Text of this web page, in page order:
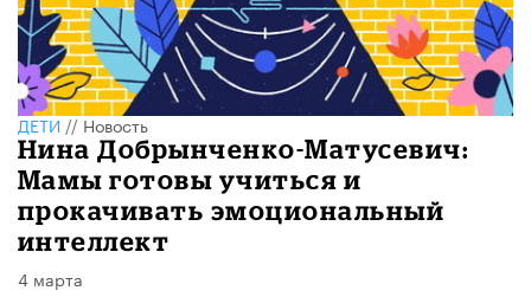
ДЕТИ//Новость
Нина Добрынченко-Матусевич:
Мамы готовы учиться и
прокачивать эмоциональный
интеллект
4 марта